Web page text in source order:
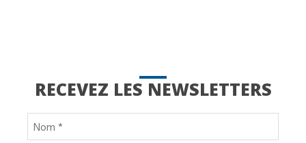
RECEVEZ LES NEWSLETTERS